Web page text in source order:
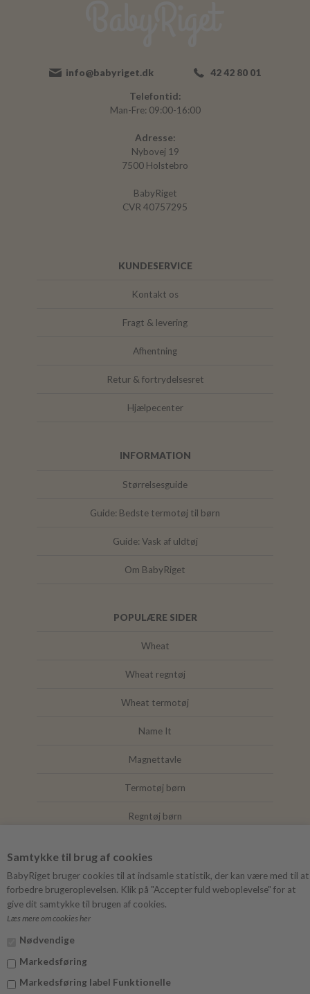
Samtykke til brug af cookies
BabyRiget bruger cookies til at indsamle statistik, der kan være med til at
forbedre brugeroplevelsen. Klik på "Accepter fuld weboplevelse" for at
give dit samtykke til brugen af cookies.
Læs mere om cookies her
Nødvendige
Markedsføring
Markedsføring label Funktionelle
info@babyriget.dk 42 42 80 01
Telefontid:
Man-Fre: 09:00-16:00
Adresse:
Nybovej 19
7500 Holstebro
BabyRiget
CVR 40757295
KUNDESERVICE
Kontakt os
Fragt & levering
Afhentning
Retur & fortrydelsesret
Hjælpecenter
INFORMATION
Størrelsesguide
Guide: Bedste termotøj til børn
Guide: Vask af uldtøj
Om BabyRiget
POPULÆRE SIDER
Wheat
Wheat regntøj
Wheat termotøj
Name It
Magnettavle
Termotøj børn
Regntøj børn
Mushie
Facebook